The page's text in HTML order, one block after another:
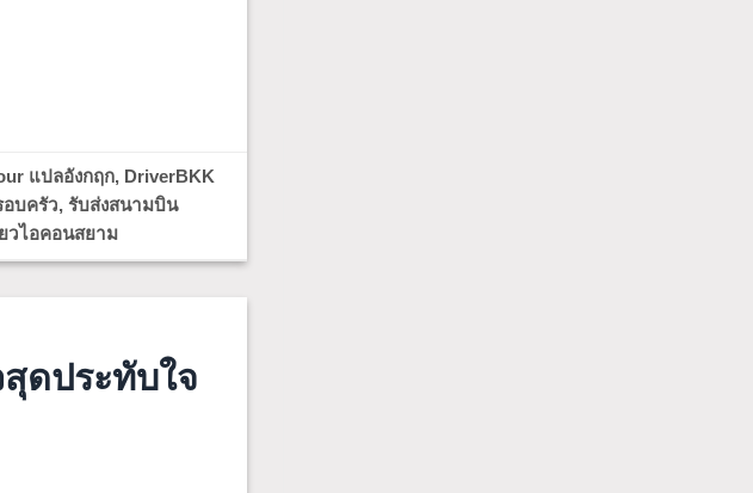
แปลอังกฤก, DriverBKK
บครัว, รับส่งสนามบิน
วไอคอนสยาม
ดประทับใจ